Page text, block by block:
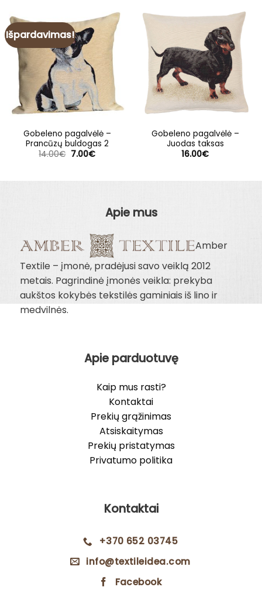
Išpardavimas!
Gobeleno pagalvėlė –
Prancūzų buldogas 2
14.00€ Original
7.00€Current
Gobeleno pagalvėlė –
Juodas taksas
16.00€
Apie mus
Amber
Textile – įmonė, pradėjusi savo veiklą 2012
metais. Pagrindinė įmonės veikla: prekyba
aukštos kokybės tekstilės gaminiais iš lino ir
medvilnės.
Apie parduotuvę
Kaip mus rasti?
Kontaktai
Prekių grąžinimas
Atsiskaitymas
Prekių pristatymas
Privatumo politika
Kontaktai
+370 652 03745
info@textileidea.com
Facebook